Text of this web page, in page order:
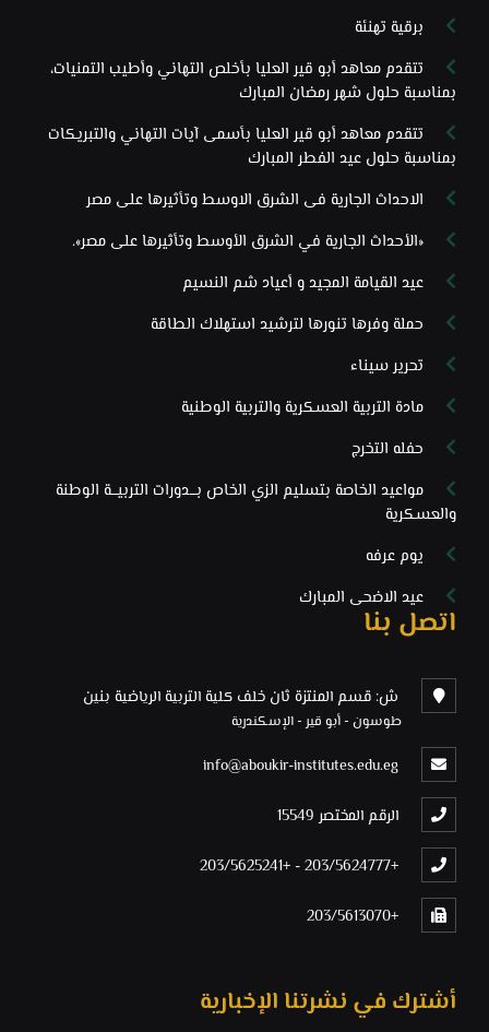
برقية تهنئة
تتقدم معاهد أبو قير العليا بأخلص التهاني وأطيب التمنيات،
بمناسبة حلول شهر رمضان المبارك
تتقدم معاهد أبو قير العليا بأسمى آيات التهاني والتبريكات
بمناسبة حلول عيد الفطر المبارك
الاحداث الجارية فى الشرق الاوسط وتأثيرها على مصر
«الأحداث الجارية في الشرق الأوسط وتأثيرها على مصر».
عيد القيامة المجيد و أعياد شم النسيم
حملة وفرها تنورها لترشيد استهلاك الطاقة
تحرير سيناء
مادة التربية العسكرية والتربية الوطنية
حفله التخرج
مواعيد الخاصة بتسليم الزي الخاص بـــدورات التربيـــة الوطنة
والعسكرية
يوم عرفه
عيد الاضحى المبارك
اتصل بنا
ش: قسم المنتزة ثان خلف كلية التربية الرياضية بنين
طوسون - أبو قير - الإسكندرية
info@aboukir-institutes.edu.eg
الرقم المختصر 15549
+203/5624777
-
+203/5625241
+203/5613070
أشترك في نشرتنا الإخبارية